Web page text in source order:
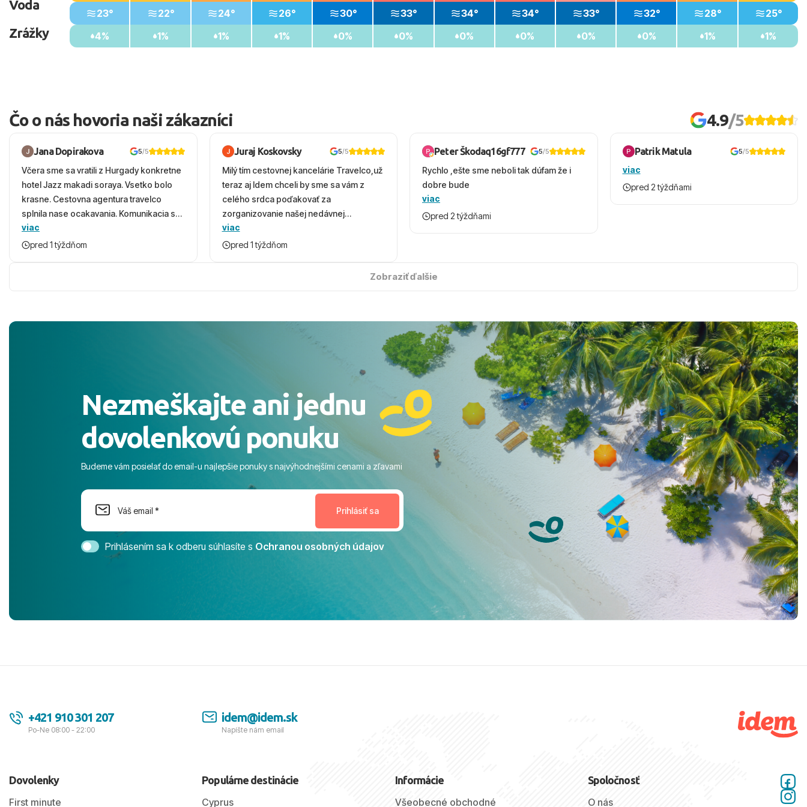
Voda
Zrážky
23°
4%
22°
1%
24°
1%
26°
1%
30°
0%
33°
0%
34°
0%
34°
0%
33°
0%
32°
0%
28°
1%
25°
1%
Čo o nás hovoria naši zákazníci 4.9/5
Jana Dopirakova 5/5
Včera sme sa vratili z Hurgady konkretne
hotel Jazz makadi soraya. Vsetko bolo
krasne. Cestovna agentura travelco
splnila nase ocakavania. Komunikacia s
panom Michalinom uzasna a napomocna.
Vsetko vysvetlil aj vo vecernych hodinach
viac
pred 1 týždňom
Juraj Koskovsky 5/5
Milý tím cestovnej kancelárie Travelco,už
teraz aj Idem chceli by sme sa vám z
celého srdca poďakovať za
zorganizovanie našej nedávnej
dovolenky v Turecku. Vďaka vám sme
prežili nádherný čas, na ktorý budeme
čierneho! ​Čo nás dostalo najviac: ​Skvelé
ochotní a starostliví ľudia. ​Gastro zážitok:
celého dňa. ​Areál a pláž: Nádherné, čisté
prostredie, veľa zelene a udržiavaná pláž
s pozvoľným vstupom do mora a teple
more. ​Program: Skvelé animácie a
na moment nenudil, no zároveň bol
dostatok priestoru na dokonalý relax. ​
Magic Life Jacaranda môžeme s čistým
svedomím odporučiť každému, kto hľadá
bezstarostnú dovolenku na vysokej
úrovni. Všetko bolo zabezpečené na
tešíme, kam s nami vyrazíte nabudúce!
Ďakujeme za skvelé spomienky. ​S
pozdravom a prianím mnohých ďalších
viac
pred 1 týždňom
Peter Škodaq16gf777 5/5
Rychlo ,ešte sme neboli tak dúfam že i
dobre bude
viac
pred 2 týždňami
Patrik Matula 5/5
viac
pred 2 týždňami
Zobraziť ďalšie
Nezmeškajte ani jednu
dovolenkovú ponuku
Budeme vám posielať do email-u najlepšie ponuky s najvýhodnejšími cenami a zľavami
Prihlásením sa k odberu súhlasíte s Ochranou osobných údajov
+421 910 301 207
Po-Ne 08:00 - 22:00
idem@idem.sk
Napíšte nám email
Dovolenky
First minute
Populárne destinácie
Cyprus
Informácie
Všeobecné obchodné
Spoločnosť
O nás